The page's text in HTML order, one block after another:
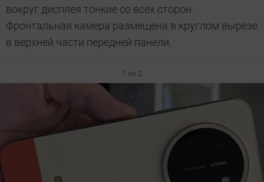
вокруг дисплея тонкие со всех сторон.
Фронтальная камера размещена в круглом вырезе
в верхней части передней панели.
1 из 2